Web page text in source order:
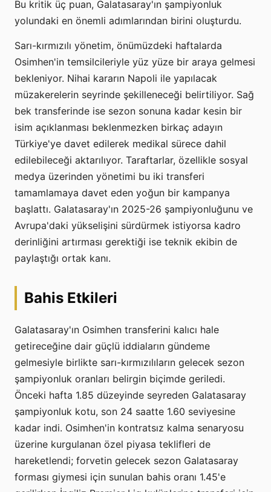
Bu kritik üç puan, Galatasaray'ın şampiyonluk
yolundaki en önemli adımlarından birini oluşturdu.
Sarı-kırmızılı yönetim, önümüzdeki haftalarda
Osimhen'in temsilcileriyle yüz yüze bir araya gelmesi
bekleniyor. Nihai kararın Napoli ile yapılacak
müzakerelerin seyrinde şekilleneceği belirtiliyor. Sağ
bek transferinde ise sezon sonuna kadar kesin bir
isim açıklanması beklenmezken birkaç adayın
Türkiye'ye davet edilerek medikal sürece dahil
edilebileceği aktarılıyor. Taraftarlar, özellikle sosyal
medya üzerinden yönetimi bu iki transferi
tamamlamaya davet eden yoğun bir kampanya
başlattı. Galatasaray'ın 2025-26 şampiyonluğunu ve
Avrupa'daki yükselişini sürdürmek istiyorsa kadro
derinliğini artırması gerektiği ise teknik ekibin de
paylaştığı ortak kanı.
Bahis Etkileri
Galatasaray'ın Osimhen transferini kalıcı hale
getireceğine dair güçlü iddiaların gündeme
gelmesiyle birlikte sarı-kırmızılıların gelecek sezon
şampiyonluk oranları belirgin biçimde geriledi.
Önceki hafta 1.85 düzeyinde seyreden Galatasaray
şampiyonluk kotu, son 24 saatte 1.60 seviyesine
kadar indi. Osimhen'in kontratsız kalma senaryosu
üzerine kurgulanan özel piyasa teklifleri de
hareketlendi; forvetin gelecek sezon Galatasaray
forması giymesi için sunulan bahis oranı 1.45'e